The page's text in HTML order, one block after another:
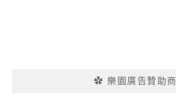
✿ 樂園廣告贊助商